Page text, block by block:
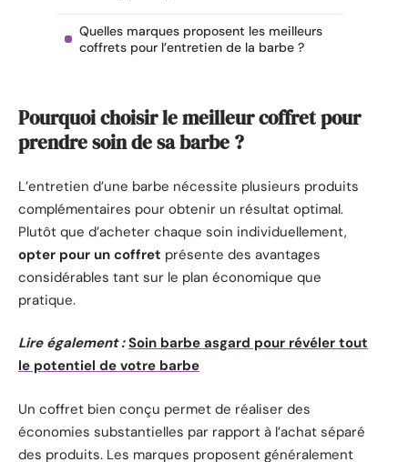
Quelles marques proposent les meilleurs
coffrets pour l’entretien de la barbe ?
Pourquoi choisir le meilleur coffret pour
prendre soin de sa barbe ?
L’entretien d’une barbe nécessite plusieurs produits
complémentaires pour obtenir un résultat optimal.
Plutôt que d’acheter chaque soin individuellement,
opter pour un coffret présente des avantages
considérables tant sur le plan économique que
pratique.
Lire également : Soin barbe asgard pour révéler tout
le potentiel de votre barbe
Un coffret bien conçu permet de réaliser des
économies substantielles par rapport à l’achat séparé
des produits. Les marques proposent généralement